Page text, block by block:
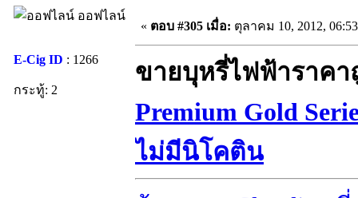
ออฟไลน์
E-Cig ID : 1266
กระทู้: 2
« ตอบ #305 เมื่อ: ตุลาคม 10, 2012,
ขายบุหรี่ไฟฟ้าราคา
Premium Gold
ไม่มีนิโคติน